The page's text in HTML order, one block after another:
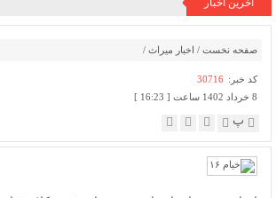
آخرین اخبار
صفحه نخست / اخبار میراث /
کد خبر: 30716
8 خرداد 1402 ساعت [ 16:23 ]
پ